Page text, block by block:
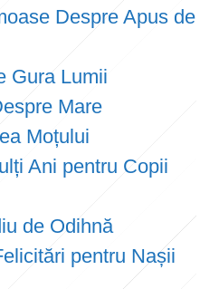
Despre Apus de
Gura Lumii
Mare
Moțului
Ani pentru Copii
de Odihnă
pentru Nașii